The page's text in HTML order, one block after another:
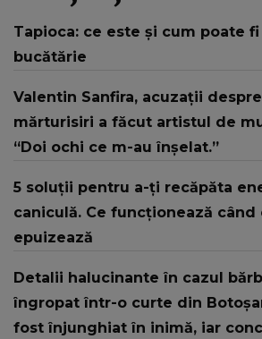
Tapioca: ce este și cum poate
bucătărie
Valentin Sanfira, acuzații
mărturisiri a făcut artistul de
“Doi ochi ce m-au înșelat.”
5 soluții pentru a-ți recăpăta
caniculă. Ce funcționează când
epuizează
Detalii halucinante în cazul
îngropat într-o curte din
fost înjunghiat în inimă, iar